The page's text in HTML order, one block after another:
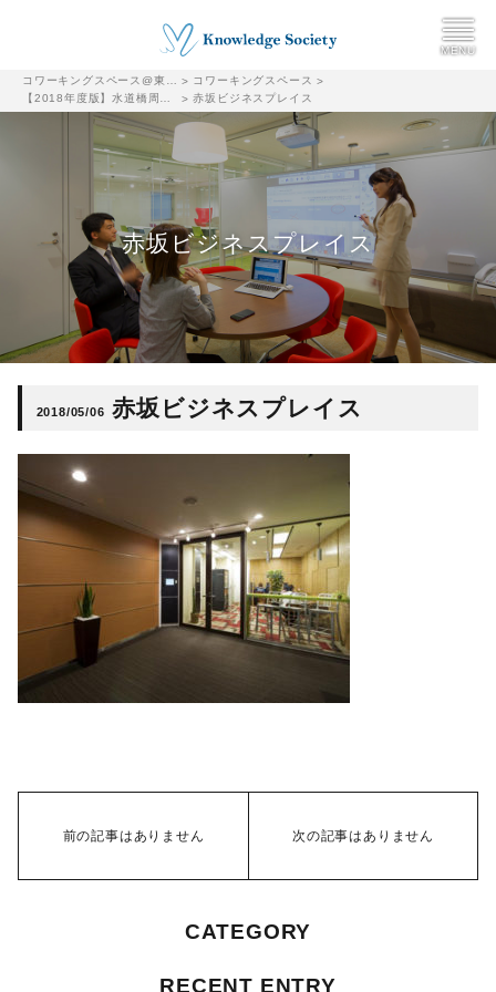
コワーキングスペース@東京都千代田区|ナレッジソサエティ > コワーキングスペース >
【2018年度版】水道橋周辺のおすすめコワーキングスペースまとめ
>赤坂ビジネスプレイス
赤坂ビジネスプレイス
2018/05/06 赤坂ビジネスプレイス
前の記事はありません 次の記事はありません
CATEGORY
RECENT ENTRY